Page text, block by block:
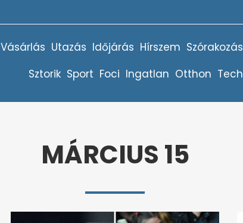
Vásárlás Utazás Időjárás Hírszem Szórakozás
Sztorik Sport Foci Ingatlan Otthon Tech
MÁRCIUS 15